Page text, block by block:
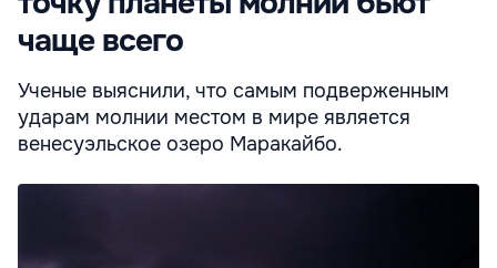
чаще всего
Ученые выяснили, что самым подверженным
ударам молнии местом в мире является
венесуэльское озеро Маракайбо.